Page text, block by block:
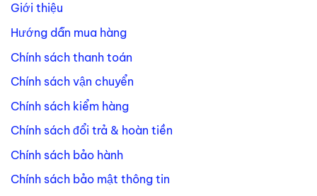
Giới thiệu
Hướng dẫn mua hàng
Chính sách thanh toán
Chính sách vận chuyển
Chính sách kiểm hàng
Chính sách đổi trả & hoàn tiền
Chính sách bảo hành
Chính sách bảo mật thông tin